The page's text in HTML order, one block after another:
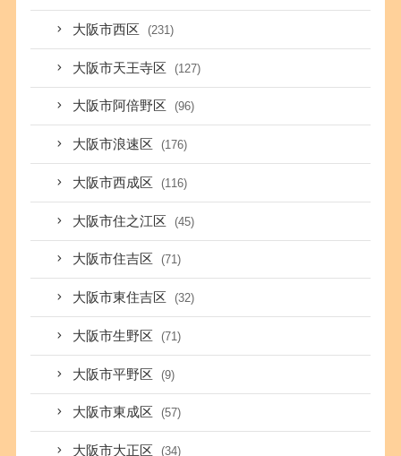
大阪市西区 (231)
大阪市天王寺区 (127)
大阪市阿倍野区 (96)
大阪市浪速区 (176)
大阪市西成区 (116)
大阪市住之江区 (45)
大阪市住吉区 (71)
大阪市東住吉区 (32)
大阪市生野区 (71)
大阪市平野区 (9)
大阪市東成区 (57)
大阪市大正区 (34)